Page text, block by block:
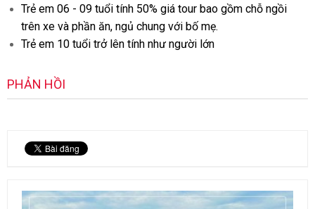
Trẻ em 06 - 09 tuổi tính 50% giá tour bao gồm chỗ ngồi
trên xe và phần ăn, ngủ chung với bố mẹ.
Trẻ em 10 tuổi trở lên tính như người lớn
PHẢN HỒI